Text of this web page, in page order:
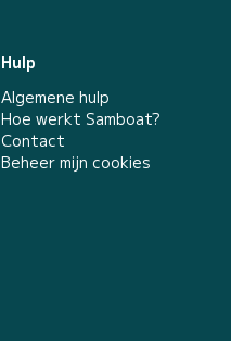
Hulp
Algemene hulp
Hoe werkt Samboat?
Contact
Beheer mijn cookies